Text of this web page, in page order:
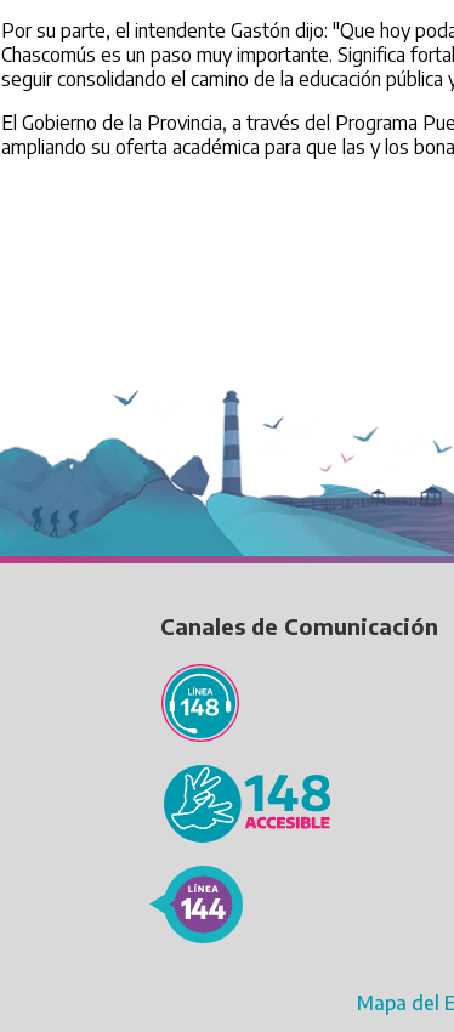
Por su parte, el intendente Gastón dijo: "Que hoy
Chascomús es un paso muy importante. Significa
seguir consolidando el camino de la educación pública
El Gobierno de la Provincia, a través del Programa
ampliando su oferta académica para que las y los
Canales de Comunicación
Mapa del